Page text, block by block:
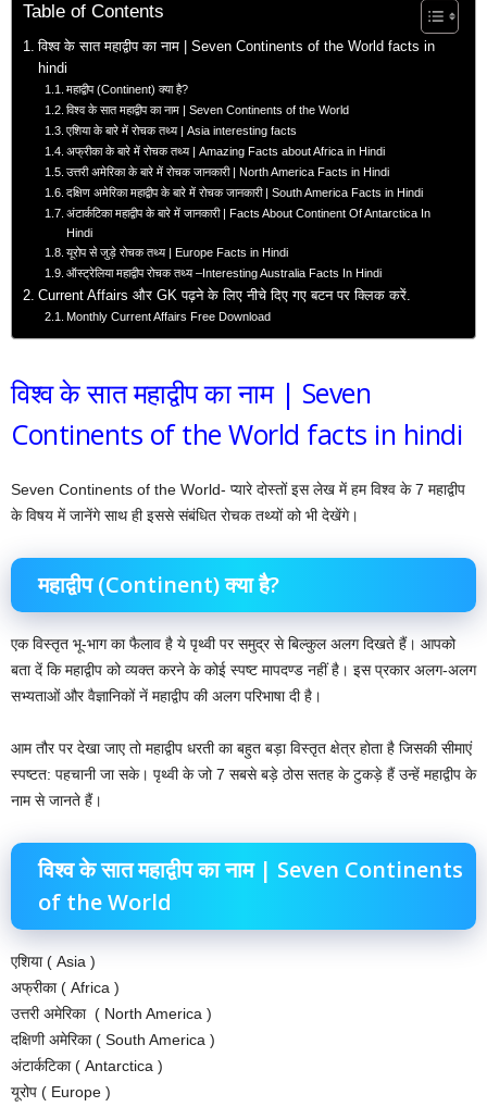
Table of Contents
विश्व के सात महाद्वीप का नाम | Seven Continents of the World facts in
hindi
महाद्वीप (Continent) क्या है?
विश्व के सात महाद्वीप का नाम | Seven Continents of the World
एशिया के बारे में रोचक तथ्य | Asia interesting facts
अफ्रीका के बारे में रोचक तथ्य | Amazing Facts about Africa in Hindi
उत्तरी अमेरिका के बारे में रोचक जानकारी | North America Facts in Hindi
दक्षिण अमेरिका महाद्वीप के बारे में रोचक जानकारी | South America Facts in Hindi
अंटार्कटिका महाद्वीप के बारे में जानकारी | Facts About Continent Of Antarctica In
Hindi
यूरोप से जुड़े रोचक तथ्य | Europe Facts in Hindi
ऑस्ट्रेलिया महाद्वीप रोचक तथ्य –Interesting Australia Facts In Hindi
Current Affairs और GK पढ़ने के लिए नीचे दिए गए बटन पर क्लिक करें.
Monthly Current Affairs Free Download
विश्व के सात महाद्वीप का नाम | Seven
Continents of the World facts in hindi
Seven Continents of the World- प्यारे दोस्तों इस लेख में हम विश्व के 7 महाद्वीप
के विषय में जानेंगे साथ ही इससे संबंधित रोचक तथ्यों को भी देखेंगे।
महाद्वीप (Continent) क्या है?
एक विस्तृत भू-भाग का फैलाव है ये पृथ्वी पर समुद्र से बिल्कुल अलग दिखते हैं। आपको
बता दें कि महाद्वीप को व्यक्त करने के कोई स्पष्ट मापदण्ड नहीं है। इस प्रकार अलग-अलग
सभ्यताओं और वैज्ञानिकों नें महाद्वीप की अलग परिभाषा दी है।
आम तौर पर देखा जाए तो महाद्वीप धरती का बहुत बड़ा विस्तृत क्षेत्र होता है जिसकी सीमाएं
स्पष्टत: पहचानी जा सके। पृथ्वी के जो 7 सबसे बड़े ठोस सतह के टुकड़े हैं उन्हें महाद्वीप के
नाम से जानते हैं।
विश्व के सात महाद्वीप का नाम | Seven Continents
of the World
एशिया ( Asia )
अफ्रीका ( Africa )
उत्तरी अमेरिका ( North America )
दक्षिणी अमेरिका ( South America )
अंटार्कटिका ( Antarctica )
यूरोप ( Europe )